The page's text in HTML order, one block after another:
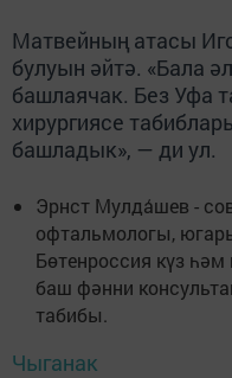
Матвейның атасы
булуын әйтә. «Бала
башлаячак. Без Уфа
хирургиясе
башладык», — ди ул.
Эрнст Мулда́шев -
офтальмологы,
Бөтенроссия күз һәм
баш фәнни
табибы.
Чыганак